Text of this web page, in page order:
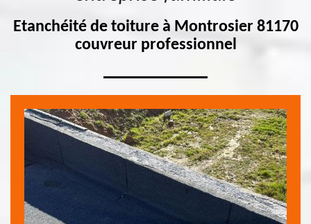
Etanchéité de toiture à Montrosier 81170
couvreur professionnel